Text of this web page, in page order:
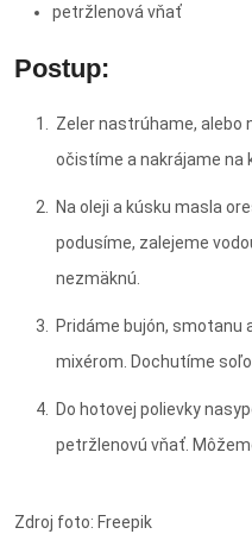
petržlenová vňať
Postup:
Zeler nastrúhame, alebo
očistíme a nakrájame na
Na oleji a kúsku masla
podusíme, zalejeme
nezmäknú.
Pridáme bujón, smotanu
mixérom. Dochutíme
Do hotovej polievky
petržlenovú vňať.
Zdroj foto: Freepik